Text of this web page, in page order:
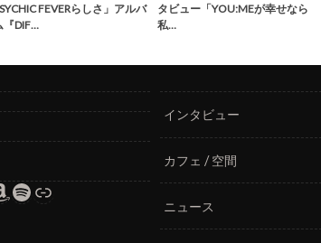
FEVERらしさ」アルバ
『DIF…
タビュー「YOU:MEが幸せなら
私…
Spotify
リンク
インタビュー
カフェ / 空間
ニュース